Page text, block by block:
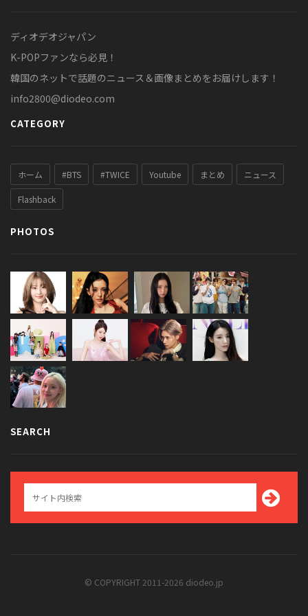
ディオデオジャパン
K-POPファンなら必見！
韓国のネットで話題のニュース＆画像まとめをお届けします！
info2800@diodeo.com
CATEGORY
ホーム #BTS #TWICE Youtube まとめ ニュース
Flashback
PHOTOS
SEARCH
© COPYRIGHT 2011-2026 diodeo.jp